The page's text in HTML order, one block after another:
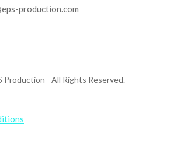
production.com
Production - All Rights Reserved.